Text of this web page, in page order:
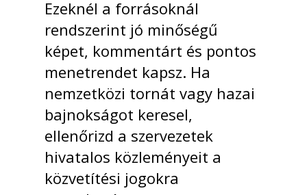
Ezeknél a forrásoknál
rendszerint jó minőségű
képet, kommentárt és pontos
menetrendet kapsz. Ha
nemzetközi tornát vagy hazai
bajnokságot keresel,
ellenőrizd a szervezetek
hivatalos közleményeit a
közvetítési jogokra